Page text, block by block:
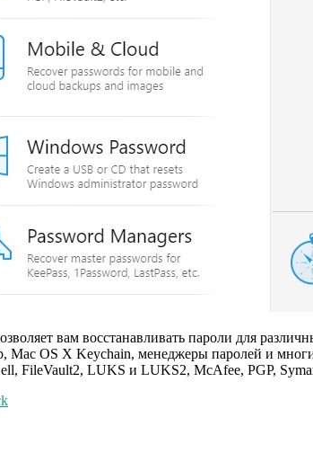
вам восстанавливать пароли для
Mac OS X Keychain, менеджеры паролей и
FileVault2, LUKS и LUKS2, McAfee, PGP,